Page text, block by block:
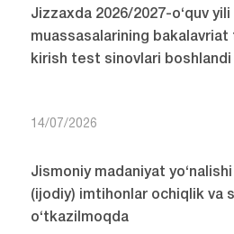
Jizzaxda 2026/2027-o‘quv yili
muassasalarining bakalavriat
kirish test sinovlari boshlandi
14/07/2026
Jismoniy madaniyat
(ijodiy) imtihonlar ochiqlik va
o‘tkazilmoqda